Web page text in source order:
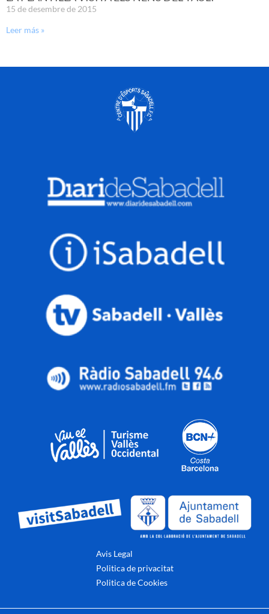
15 de desembre de 2015
Leer más »
Avis Legal
Politica de privacitat
Politica de Cookies